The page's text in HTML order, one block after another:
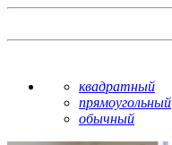
квадратный
прямоугольный
обычный